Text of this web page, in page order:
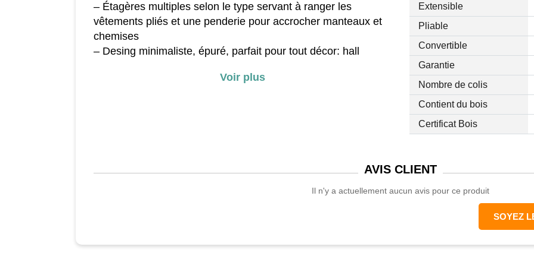
– Étagères multiples selon le type servant à ranger les
vêtements pliés et une penderie pour accrocher manteaux et
chemises
– Desing minimaliste, épuré, parfait pour tout décor: hall
– Pratique pour le rangement dans des pièces closes
Voir plus
Extensible
Pliable
Convertible
Garantie
Nombre de colis
Contient du bois
Certificat Bois
AVISCLIENT
Il n'y a actuellement aucun avis pour ce produit
SOYEZ